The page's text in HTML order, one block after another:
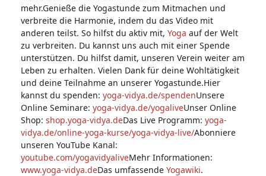
mehr.Genieße die Yogastunde zum Mitmachen und
verbreite die Harmonie, indem du das Video mit
anderen teilst. So hilfst du aktiv mit, Yoga auf der Welt
zu verbreiten. Du kannst uns auch mit einer Spende
unterstützen. Du hilfst damit, unseren Verein weiter am
Leben zu erhalten. Vielen Dank für deine Wohltätigkeit
und deine Teilnahme an unserer Yogastunde.Hier
kannst du spenden: yoga-vidya.de/spendenUnsere
Online Seminare: yoga-vidya.de/yogaliveUnser Online
Shop: shop.yoga-vidya.deDas Live Programm: yoga-
vidya.de/online-yoga-kurse/yoga-vidya-live/Abonniere
unseren YouTube Kanal:
youtube.com/yogavidyaliveMehr Informationen:
www.yoga-vidya.deDas umfassende Yogawiki.